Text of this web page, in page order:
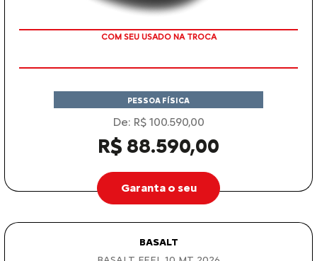
COM SEU USADO NA TROCA
PESSOA FÍSICA
De: R$ 100.590,00
R$ 88.590,00
Garanta o seu
BASALT